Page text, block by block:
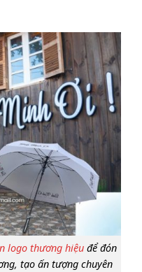
logo thương hiệuđể đón
tạo ấn tượng chuyên